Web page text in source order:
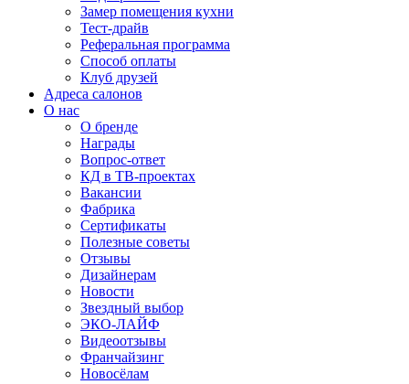
Замер помещения кухни
Тест-драйв
Реферальная программа
Способ оплаты
Клуб друзей
Адреса салонов
О нас
О бренде
Награды
Вопрос-ответ
КД в ТВ-проектах
Вакансии
Фабрика
Сертификаты
Полезные советы
Отзывы
Дизайнерам
Новости
Звездный выбор
ЭКО-ЛАЙФ
Видеоотзывы
Франчайзинг
Новосёлам